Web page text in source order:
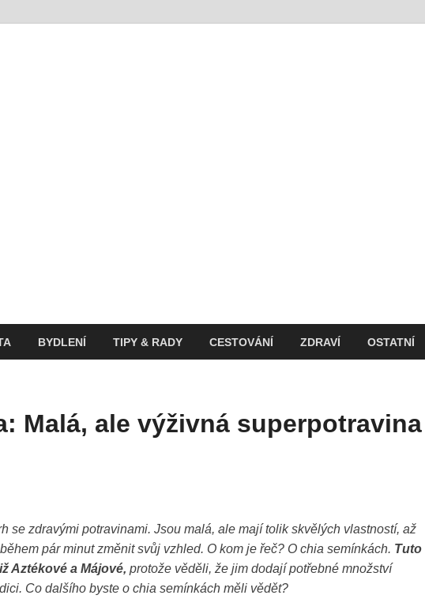
BYDLENÍ TIPY & RADY CESTOVÁNÍ ZDRAVÍ OSTATNÍ
Malá, ale výživná superpotravina
se zdravými potravinami. Jsou malá, ale mají tolik skvělých vlastností, až
pár minut změnit svůj vzhled. O kom je řeč? O chia semínkách. Tuto
Aztékové a Májové, protože věděli, že jim dodají potřebné množství
Co dalšího byste o chia semínkách měli vědět?